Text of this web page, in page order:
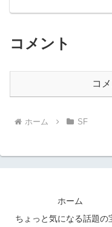
コメント
コ
ホーム SF
ホーム
ちょっと気になる話題の